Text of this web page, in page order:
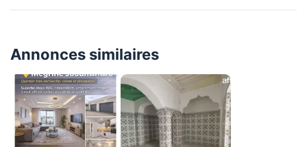
Annonces similaires